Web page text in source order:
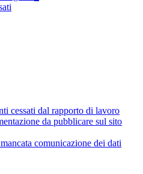
cessati dal rapporto di lavoro
da pubblicare sul sito
comunicazione dei dati